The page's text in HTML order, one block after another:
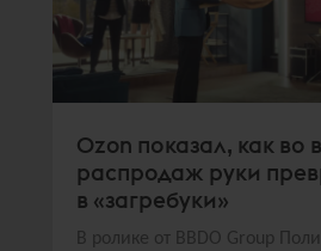
Ozon показал, как во
распродаж руки
в «загребуки»
В ролике от BBDO Group